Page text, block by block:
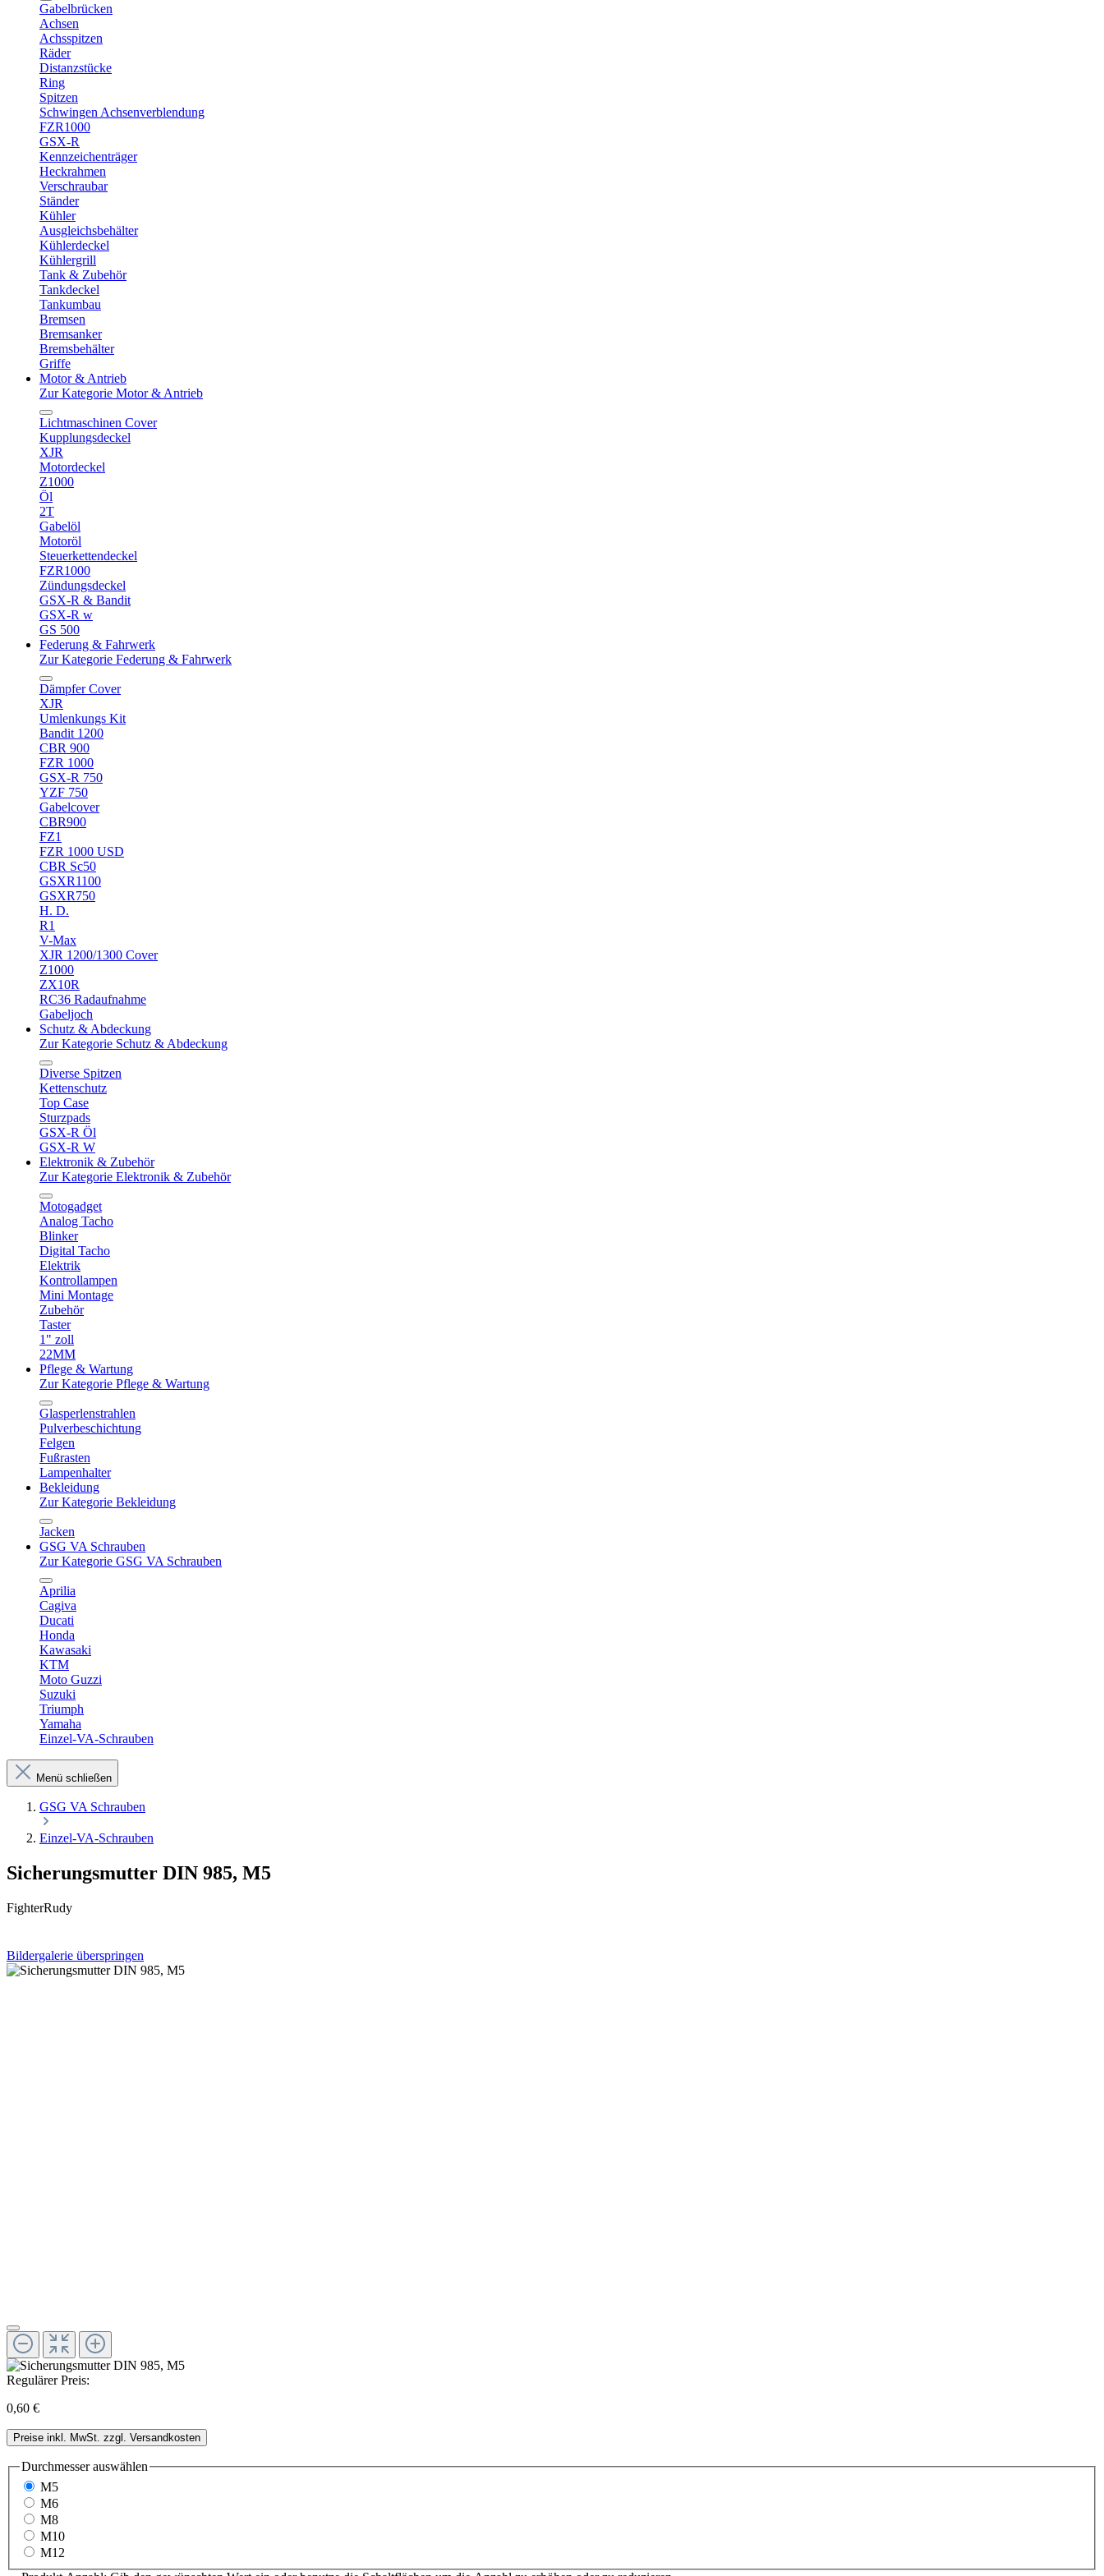
Gabelbrücken
Achsen
Achsspitzen
Räder
Distanzstücke
Ring
Spitzen
Schwingen Achsenverblendung
FZR1000
GSX-R
Kennzeichenträger
Heckrahmen
Verschraubar
Ständer
Kühler
Ausgleichsbehälter
Kühlerdeckel
Kühlergrill
Tank & Zubehör
Tankdeckel
Tankumbau
Bremsen
Bremsanker
Bremsbehälter
Griffe
Motor & Antrieb
Zur Kategorie Motor & Antrieb
Lichtmaschinen Cover
Kupplungsdeckel
XJR
Motordeckel
Z1000
Öl
2T
Gabelöl
Motoröl
Steuerkettendeckel
FZR1000
Zündungsdeckel
GSX-R & Bandit
GSX-R w
GS 500
Federung & Fahrwerk
Zur Kategorie Federung & Fahrwerk
Dämpfer Cover
XJR
Umlenkungs Kit
Bandit 1200
CBR 900
FZR 1000
GSX-R 750
YZF 750
Gabelcover
CBR900
FZ1
FZR 1000 USD
CBR Sc50
GSXR1100
GSXR750
H. D.
R1
V-Max
XJR 1200/1300 Cover
Z1000
ZX10R
RC36 Radaufnahme
Gabeljoch
Schutz & Abdeckung
Zur Kategorie Schutz & Abdeckung
Diverse Spitzen
Kettenschutz
Top Case
Sturzpads
GSX-R Öl
GSX-R W
Elektronik & Zubehör
Zur Kategorie Elektronik & Zubehör
Motogadget
Analog Tacho
Blinker
Digital Tacho
Elektrik
Kontrollampen
Mini Montage
Zubehör
Taster
1" zoll
22MM
Pflege & Wartung
Zur Kategorie Pflege & Wartung
Glasperlenstrahlen
Pulverbeschichtung
Felgen
Fußrasten
Lampenhalter
Bekleidung
Zur Kategorie Bekleidung
Jacken
GSG VA Schrauben
Zur Kategorie GSG VA Schrauben
Aprilia
Cagiva
Ducati
Honda
Kawasaki
KTM
Moto Guzzi
Suzuki
Triumph
Yamaha
Einzel-VA-Schrauben
Menü schließen
GSG VA Schrauben
Einzel-VA-Schrauben
Sicherungsmutter DIN 985, M5
FighterRudy
Bildergalerie überspringen
Regulärer Preis:
0,60 €
Preise inkl. MwSt. zzgl. Versandkosten
Durchmesserauswählen
M5
M6
M8
M10
M12